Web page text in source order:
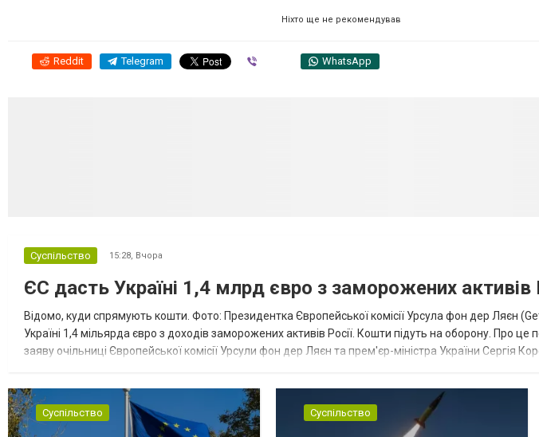
Ніхто ще не рекомендував
Reddit Telegram WhatsApp
Суспільство 15:28, Вчора
ЄС дасть Україні 1,4 млрд євро з заморожених активів
Відомо, куди спрямують кошти. Фото: Президентка Європейської комісії Урсула фон дер Ляєн
Україні 1,4 мільярда євро з доходів заморожених активів Росії. Кошти підуть на оборону. Про
заяву очільниці Європейської комісії Урсули фон дер Ляєн та прем'єр-міністра України Сергія
Суспільство Суспільство